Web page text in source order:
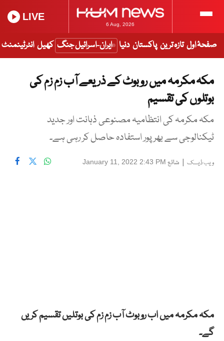
6 Aug, 2026
LIVE
صفحۂ اول تازہ ترین پاکستان دنیا ایران-اسرائیل جنگ کھیل انٹرٹینمنٹ
مکہ مکرمہ میں روبوٹ کے ذریعے آب زم زم کی
بوتلوں کی تقسیم
مکہ مکرمہ کی انتظامیہ مصنوعی ذہانت اور جدید
ٹیکنالوجی سے بھرپور استفادہ حاصل کر رہی ہے۔
ویب ڈیسک | شائع January 11, 2022 2:43 PM
مکہ مکرمہ میں اب روبوٹ آب زم زم کی بوتلیں تقسیم کریں
گے۔